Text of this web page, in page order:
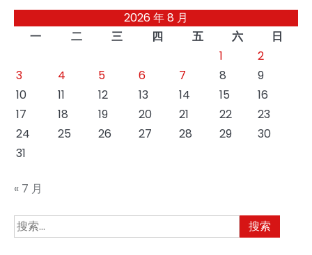
2026 年 8 月
一
二 三 四 五 六
日
1
2
3
4 5 6 7 8
9
10
11 12 13 14 15
16
17
18 19 20 21 22
23
24
25 26 27 28 29
30
31
« 7 月
搜
索：